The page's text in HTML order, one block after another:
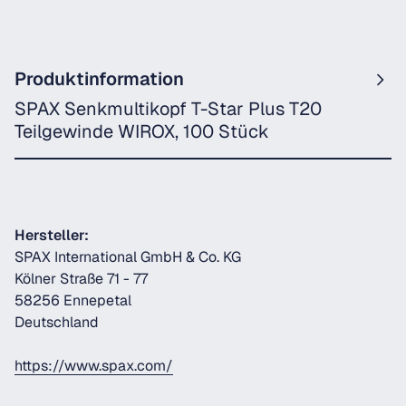
Produktinformation
SPAX Senkmultikopf T-Star Plus T20
Teilgewinde WIROX, 100 Stück
Hersteller:
SPAX International GmbH & Co. KG
Kölner Straße 71 - 77
58256 Ennepetal
Deutschland
https://www.spax.com/